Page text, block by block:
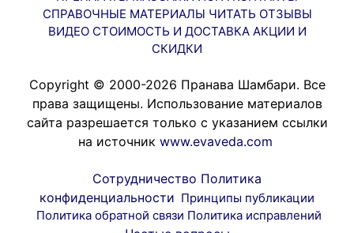
СПРАВОЧНЫЕ МАТЕРИАЛЫ ЧИТАТЬ ОТЗЫВЫ
ВИДЕО СТОИМОСТЬ И ДОСТАВКА АКЦИИ И
СКИДКИ
Copyright © 2000-2026 Пранава Шамбари. Все
права защищены. Использование материалов
сайта разрешается только с указанием ссылки
на источник www.evaveda.com
Сотрудничество Политика
конфиденциальности Принципы публикации
Политика обратной связи Политика исправлений